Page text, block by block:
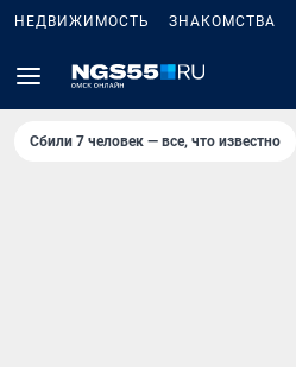
НЕДВИЖИМОСТЬ ЗНАКОМСТВА
Сбили 7 человек — все, что известно